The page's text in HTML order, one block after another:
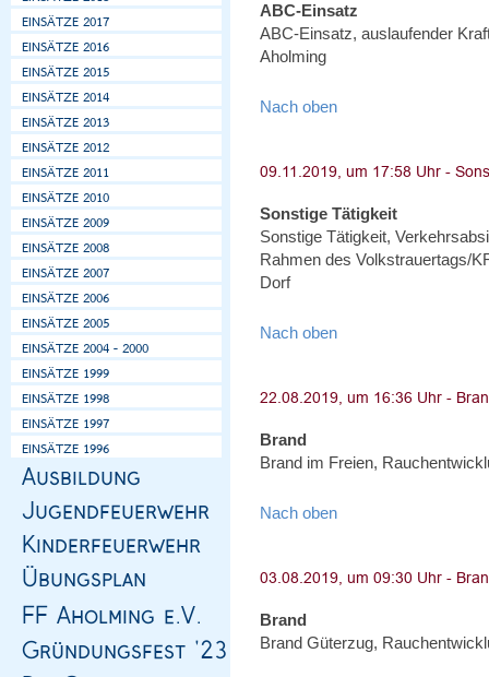
ABC-Einsatz
ABC-Einsatz, auslaufender
Aholming
Nach oben
Sonstige Tätigkeit
Sonstige Tätigkeit,
Rahmen des Volkstrauertags/
Dorf
Nach oben
Brand
Brand im Freien,
Nach oben
Brand
Brand Güterzug,